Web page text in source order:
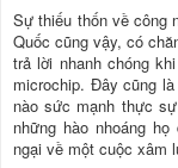
Sự thiếu thốn về công
Quốc cũng vậy, có
trả lời nhanh chóng
microchip. Đây cũng
nào sức mạnh thực
những hào nhoáng
ngại về một cuộc xâm